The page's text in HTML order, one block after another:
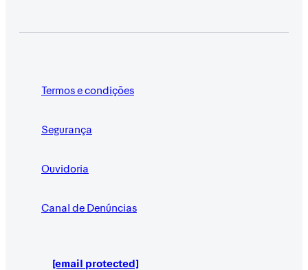
Termos e condições
Segurança
Ouvidoria
Canal de Denúncias
[email protected]